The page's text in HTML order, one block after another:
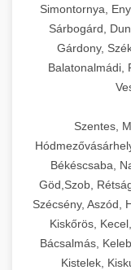
Simontornya,
Sárbogárd,
Gárdony,
Balatonalmádi,
Szentes,
Békéscsaba,
Göd,Szob,
Szécsény, Aszód,
Kiskőrös,
Bácsalmás,
Kistelek,